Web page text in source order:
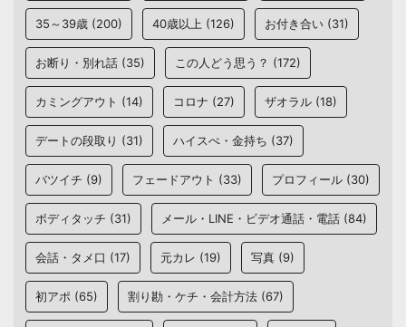
35～39歳 (200) 40歳以上 (126) お付き合い (31)
お断り・別れ話 (35) この人どう思う？ (172)
カミングアウト (14) コロナ (27) ザオラル (18)
デートの段取り (31) ハイスぺ・金持ち (37)
バツイチ (9) フェードアウト (33) プロフィール (30)
ボディタッチ (31) メール・LINE・ビデオ通話・電話 (84)
会話・タメ口 (17) 元カレ (19) 写真 (9)
初アポ (65) 割り勘・ケチ・会計方法 (67)